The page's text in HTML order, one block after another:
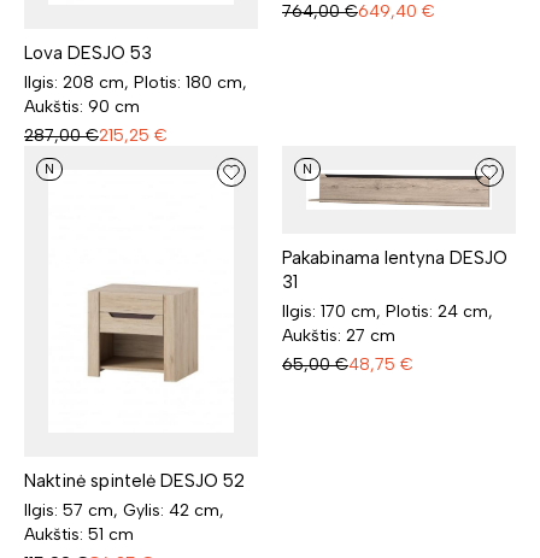
Lova DESJO 53
Ilgis: 208 cm, Plotis: 180 cm,
Aukštis: 90 cm
287,00 €215,25 €
764,00 €649,40 €
N
Naktinė spintelė DESJO 52
Ilgis: 57 cm, Gylis: 42 cm,
Aukštis: 51 cm
N
Pakabinama lentyna DESJO
31
Ilgis: 170 cm, Plotis: 24 cm,
Aukštis: 27 cm
65,00 €48,75 €